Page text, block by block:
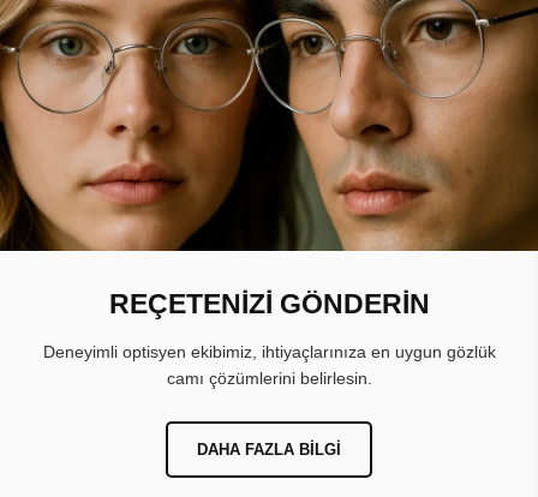
REÇETENİZİ GÖNDERİN
Deneyimli optisyen ekibimiz, ihtiyaçlarınıza en uygun gözlük
camı çözümlerini belirlesin.
DAHA FAZLA BILGI